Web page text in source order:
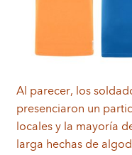
Al parecer, los
presenciaron un
locales y la mayoría
larga hechas de